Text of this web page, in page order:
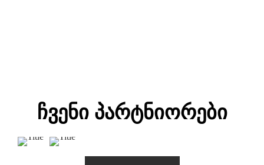
Ჩვენი Პარტნიორები